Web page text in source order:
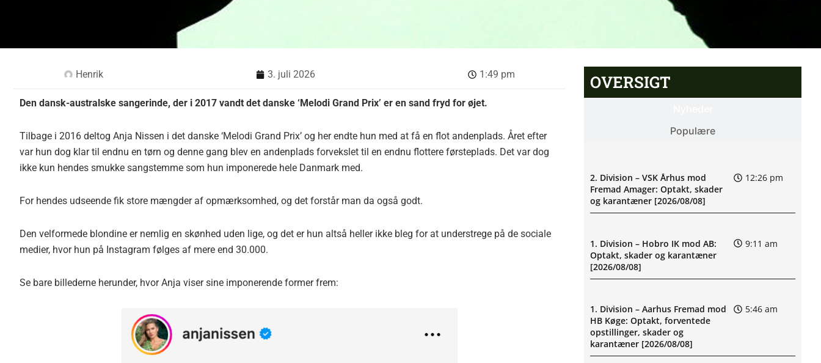
Henrik 3. juli 2026 1:49 pm
Den dansk-australske sangerinde, der i 2017 vandt det danske ‘Melodi Grand Prix’ er en sand fryd for øjet.
Tilbage i 2016 deltog Anja Nissen i det danske ‘Melodi Grand Prix’ og her endte hun med at få en flot andenplads. Året efter
var hun dog klar til endnu en tørn og denne gang blev en andenplads forvekslet til en endnu flottere førsteplads. Det var dog
ikke kun hendes smukke sangstemme som hun imponerede hele Danmark med.
For hendes udseende fik store mængder af opmærksomhed, og det forstår man da også godt.
Den velformede blondine er nemlig en skønhed uden lige, og det er hun altså heller ikke bleg for at understrege på de sociale
medier, hvor hun på Instagram følges af mere end 30.000.
Se bare billederne herunder, hvor Anja viser sine imponerende former frem:
OVERSIGT
Populære
2. Division – VSK Århus mod
Fremad Amager: Optakt, skader
og karantæner [2026/08/08]
12:26 pm
1. Division – Hobro IK mod AB:
Optakt, skader og karantæner
[2026/08/08]
9:11 am
1. Division – Aarhus Fremad mod
HB Køge: Optakt, forventede
opstillinger, skader og
karantæner [2026/08/08]
5:46 am